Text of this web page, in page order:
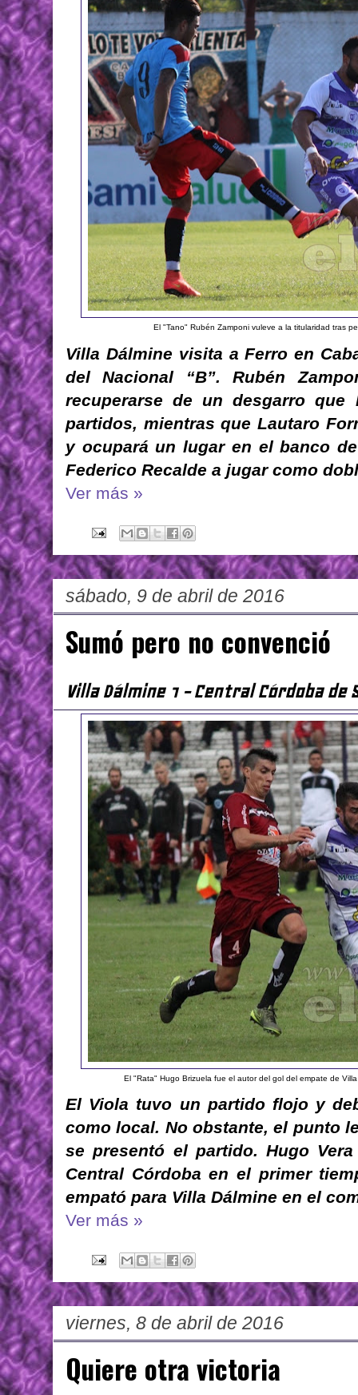
El "Tano" Rubén Zamponi vuleve a la titularidad tras
Villa Dálmine visita a Ferro en
del Nacional “B”. Rubén
recuperarse de un desgarro
partidos, mientras que Lautaro
y ocupará un lugar en el banco
Federico Recalde a jugar como
Ver más »
sábado, 9 de abril de 2016
Sumó pero no convenció
Villa Dálmine 1 - Central Córdoba
El "Rata" Hugo Brizuela fue el autor del gol del empate de
El Viola tuvo un partido flojo y
como local. No obstante, el punto
se presentó el partido. Hugo
Central Córdoba en el primer
empató para Villa Dálmine en el
Ver más »
viernes, 8 de abril de 2016
Quiere otra victoria